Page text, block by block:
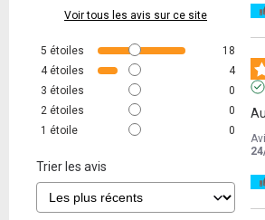
Voir tous les avis sur ce site
5 étoiles
18
4 étoiles
4
3 étoiles
0
2 étoiles
0
1 étoile 0
Trier les avis